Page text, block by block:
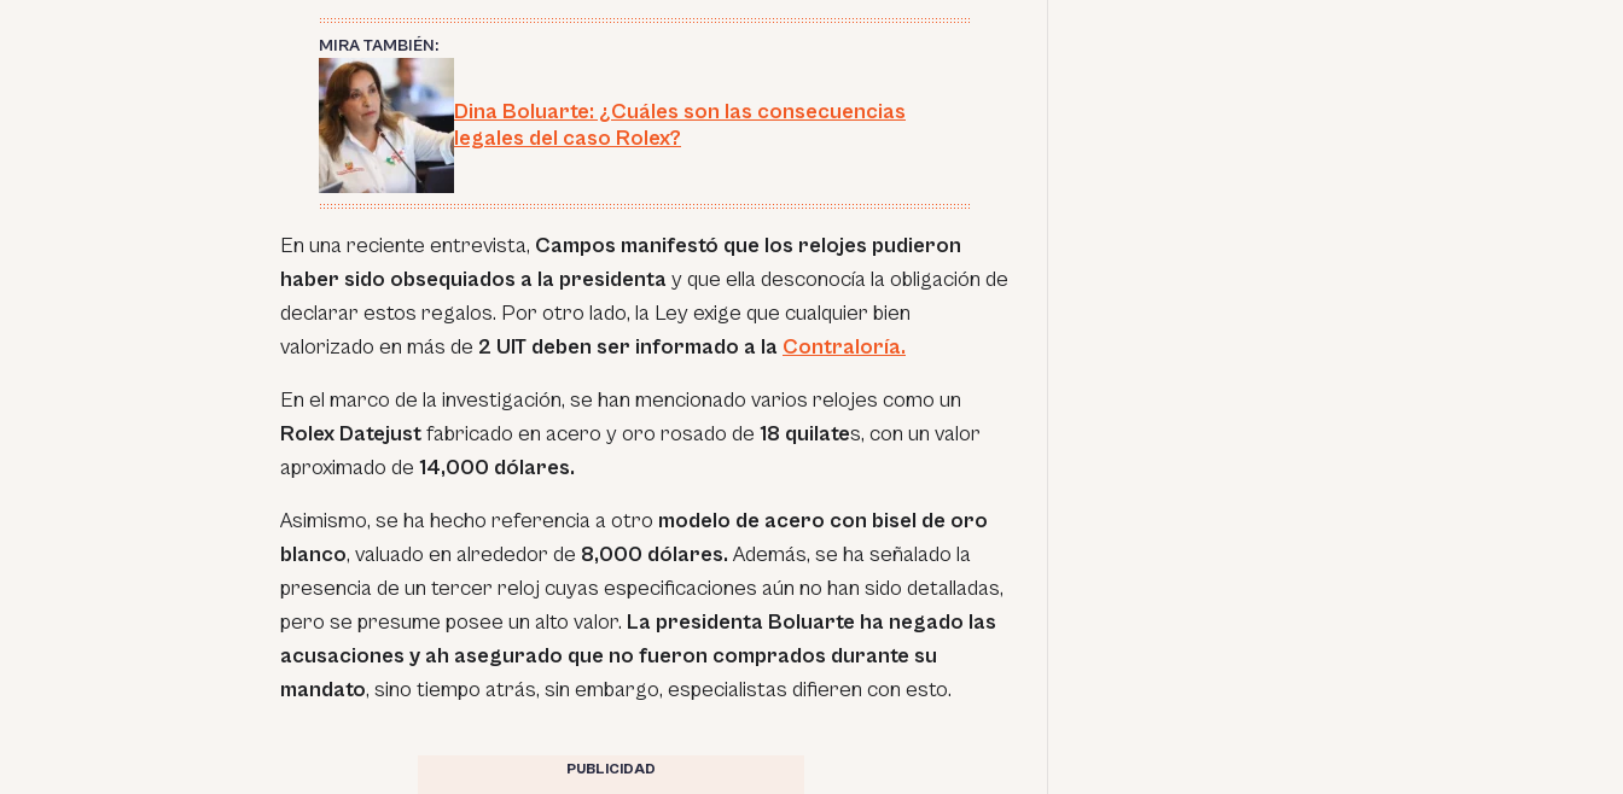
MIRA TAMBIÉN:
Dina Boluarte: ¿Cuáles son las consecuencias
legales del caso Rolex?
En una reciente entrevista, Campos manifestó que los relojes pudieron
haber sido obsequiados a la presidenta y que ella desconocía la obligación de
declarar estos regalos. Por otro lado, la Ley exige que cualquier bien
valorizado en más de 2 UIT deben ser informado a la Contraloría.
En el marco de la investigación, se han mencionado varios relojes como un
Rolex Datejustfabricado en acero y oro rosado de 18 quilates, con un valor
aproximado de 14,000 dólares.
Asimismo, se ha hecho referencia a otro modelo de acero con bisel de oro
blanco, valuado en alrededor de 8,000 dólares. Además, se ha señalado la
presencia de un tercer reloj cuyas especificaciones aún no han sido detalladas,
pero se presume posee un alto valor. La presidenta Boluarte ha negado las
acusaciones y ah asegurado que no fueron comprados durante su
mandato, sino tiempo atrás, sin embargo, especialistas difieren con esto.
PUBLICIDAD